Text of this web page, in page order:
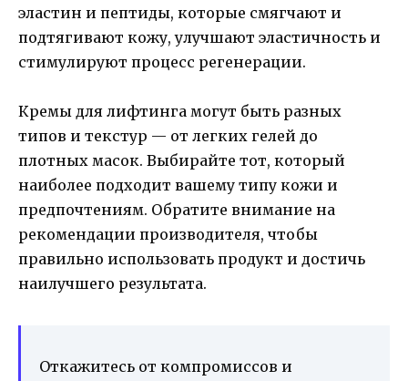
эластин и пептиды, которые смягчают и
подтягивают кожу, улучшают эластичность и
стимулируют процесс регенерации.
Кремы для лифтинга могут быть разных
типов и текстур — от легких гелей до
плотных масок. Выбирайте тот, который
наиболее подходит вашему типу кожи и
предпочтениям. Обратите внимание на
рекомендации производителя, чтобы
правильно использовать продукт и достичь
наилучшего результата.
Откажитесь от компромиссов и